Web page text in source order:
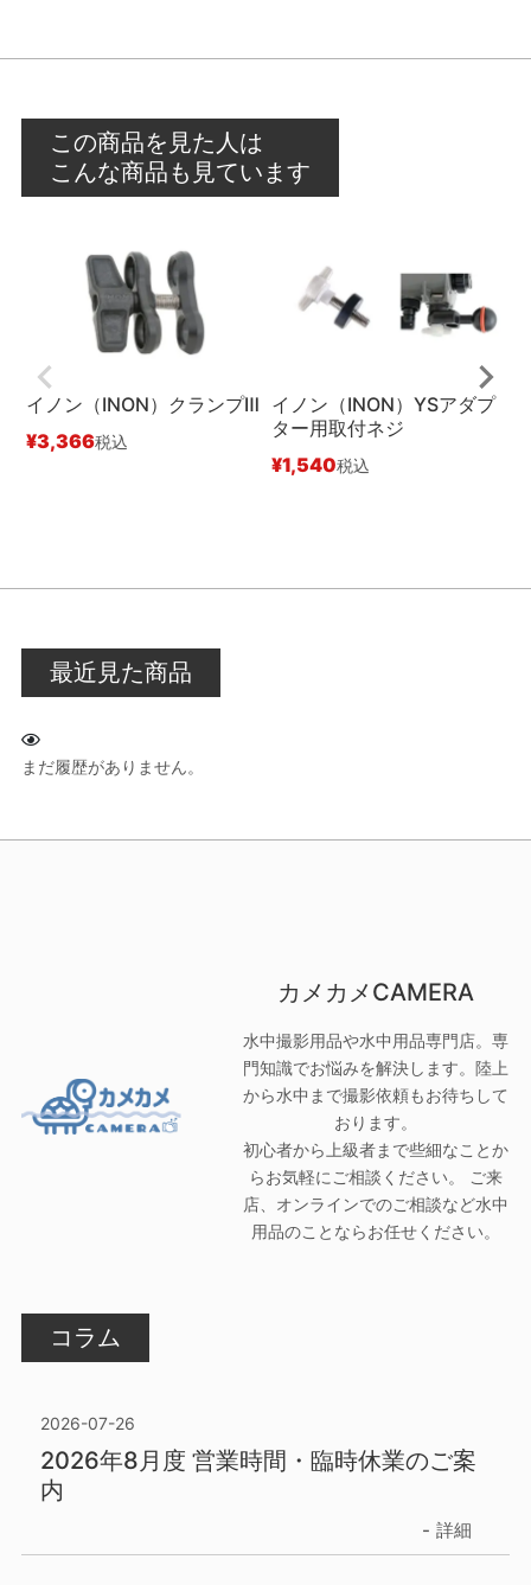
この商品を見た人は
こんな商品も見ています
イノン（INON）クランプⅢ
¥3,366税込
イノン（INON）YSアダプ
ター用取付ネジ
¥1,540税込
最近見た商品
まだ履歴がありません。
カメカメCAMERA
水中撮影用品や水中用品専門店。専
門知識でお悩みを解決します。陸上
から水中まで撮影依頼もお待ちして
おります。
初心者から上級者まで些細なことか
らお気軽にご相談ください。 ご来
店、オンラインでのご相談など水中
用品のことならお任せください。
コラム
2026-07-26
2026年8月度 営業時間・臨時休業のご案
内
詳細